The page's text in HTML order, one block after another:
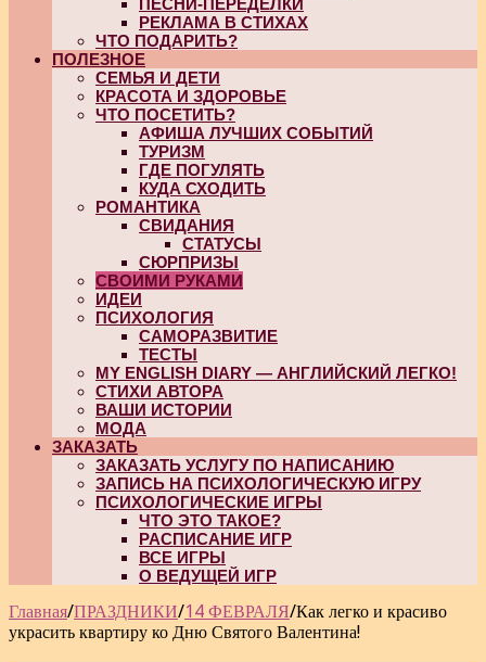
ПЕСНИ-ПЕРЕДЕЛКИ
РЕКЛАМА В СТИХАХ
ЧТО ПОДАРИТЬ?
ПОЛЕЗНОЕ
СЕМЬЯ И ДЕТИ
КРАСОТА И ЗДОРОВЬЕ
ЧТО ПОСЕТИТЬ?
АФИША ЛУЧШИХ СОБЫТИЙ
ТУРИЗМ
ГДЕ ПОГУЛЯТЬ
КУДА СХОДИТЬ
РОМАНТИКА
СВИДАНИЯ
СТАТУСЫ
СЮРПРИЗЫ
СВОИМИ РУКАМИ
ИДЕИ
ПСИХОЛОГИЯ
САМОРАЗВИТИЕ
ТЕСТЫ
MY ENGLISH DIARY — АНГЛИЙСКИЙ ЛЕГКО!
СТИХИ АВТОРА
ВАШИ ИСТОРИИ
МОДА
ЗАКАЗАТЬ
ЗАКАЗАТЬ УСЛУГУ ПО НАПИСАНИЮ
ЗАПИСЬ НА ПСИХОЛОГИЧЕСКУЮ ИГРУ
ПСИХОЛОГИЧЕСКИЕ ИГРЫ
ЧТО ЭТО ТАКОЕ?
РАСПИСАНИЕ ИГР
ВСЕ ИГРЫ
О ВЕДУЩЕЙ ИГР
Главная/ПРАЗДНИКИ/14 ФЕВРАЛЯ/Как легко и красиво
украсить квартиру ко Дню Святого Валентина!